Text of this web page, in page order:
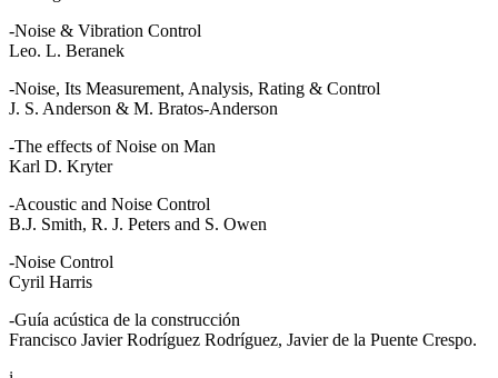
-Noise & Vibration Control
Leo. L. Beranek
-Noise, Its Measurement, Analysis, Rating & Control
J. S. Anderson & M. Bratos-Anderson
-The effects of Noise on Man
Karl D. Kryter
-Acoustic and Noise Control
B.J. Smith, R. J. Peters and S. Owen
-Noise Control
Cyril Harris
-Guía acústica de la construcción
Francisco Javier Rodríguez Rodríguez, Javier de la Puente Crespo.